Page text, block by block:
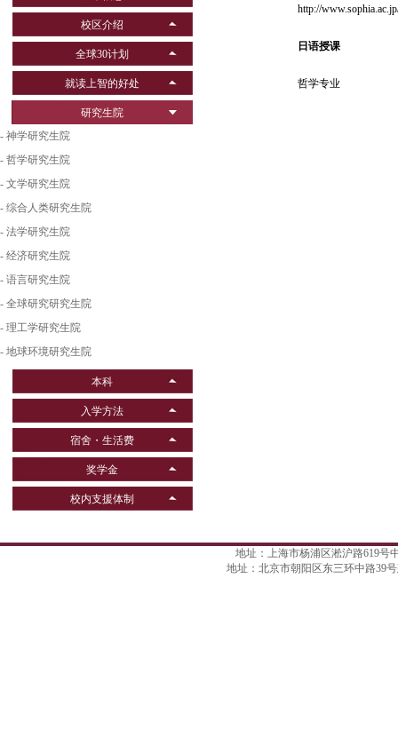
校区介绍
全球30计划
就读上智的好处
研究生院
- 神学研究生院
- 哲学研究生院
- 文学研究生院
- 综合人类研究生院
- 法学研究生院
- 经济研究生院
- 语言研究生院
- 全球研究研究生院
- 理工学研究生院
- 地球环境研究生院
本科
入学方法
宿舍・生活费
奖学金
校内支援体制
http://
日语授课
哲学专业
地址：上海市杨浦区淞沪路619
地址：北京市朝阳区东三环中路39号